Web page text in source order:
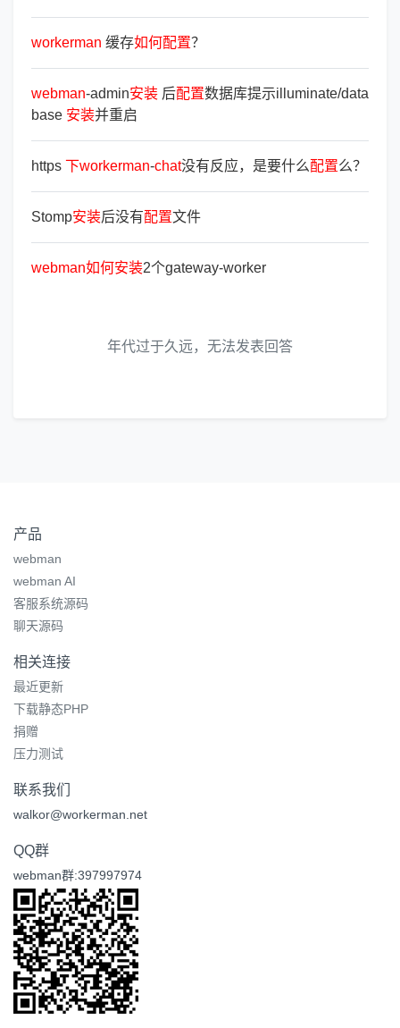
workerman 缓存如何配置？
webman-admin安装 后配置数据库提示illuminate/data
base 安装并重启
https 下workerman-chat没有反应，是要什么配置么？
Stomp安装后没有配置文件
webman如何安装2个gateway-worker
年代过于久远，无法发表回答
产品
webman
webman AI
客服系统源码
聊天源码
相关连接
最近更新
下载静态PHP
捐赠
压力测试
联系我们
walkor@workerman.net
QQ群
webman群:397997974